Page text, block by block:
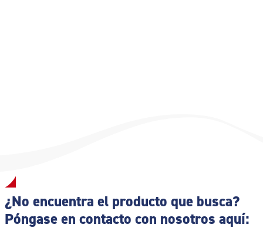
¿No encuentra el producto que busca?
Póngase en contacto con nosotros aquí: